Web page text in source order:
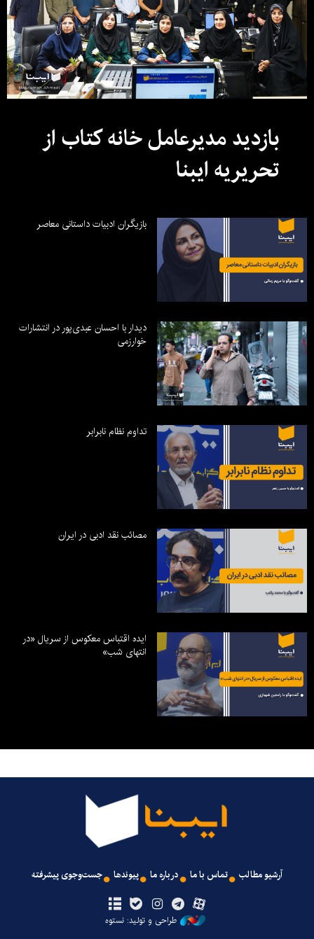
بازدید مدیرعامل خانه کتاب از
تحریریه ایبنا
بازیگران ادبیات داستانی معاصر
دیدار با احسان عبدی‌پور در انتشارات
خوارزمی
تداوم نظام نابرابر
مصائب نقد ادبی در ایران
ایده اقتباس معکوس از سریال «در
انتهای شب»
آرشیو مطالب تماس با ما درباره ما پیوندها جست‌وجوی پیشرفته
طراحی و تولید: نستوه